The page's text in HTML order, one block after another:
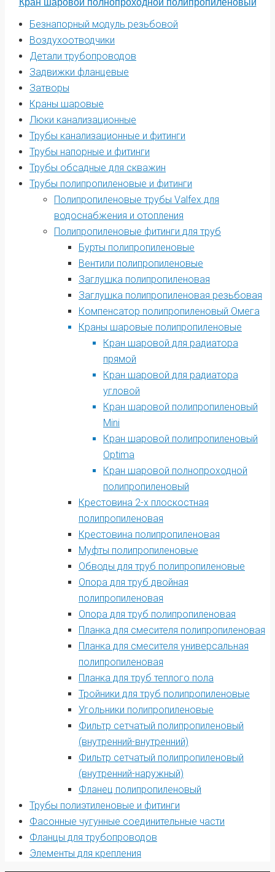
Кран шаровой полнопроходной полипропиленовый
Безнапорный модуль резьбовой
Воздухоотводчики
Детали трубопроводов
Задвижки фланцевые
Затворы
Краны шаровые
Люки канализационные
Трубы канализационные и фитинги
Трубы напорные и фитинги
Трубы обсадные для скважин
Трубы полипропиленовые и фитинги
Полипропиленовые трубы Valfex для
водоснабжения и отопления
Полипропиленовые фитинги для труб
Бурты полипропиленовые
Вентили полипропиленовые
Заглушка полипропиленовая
Заглушка полипропиленовая резьбовая
Компенсатор полипропиленовый Омега
Краны шаровые полипропиленовые
Кран шаровой для радиатора
прямой
Кран шаровой для радиатора
угловой
Кран шаровой полипропиленовый
Mini
Кран шаровой полипропиленовый
Optima
Кран шаровой полнопроходной
полипропиленовый
Крестовина 2-х плоскостная
полипропиленовая
Крестовина полипропиленовая
Муфты полипропиленовые
Обводы для труб полипропиленовые
Опора для труб двойная
полипропиленовая
Опора для труб полипропиленовая
Планка для смесителя полипропиленовая
Планка для смесителя универсальная
полипропиленовая
Планка для труб теплого пола
Тройники для труб полипропиленовые
Угольники полипропиленовые
Фильтр сетчатый полипропиленовый
(внутренний-внутренний)
Фильтр сетчатый полипропиленовый
(внутренний-наружный)
Фланец полипропиленовый
Трубы полиэтиленовые и фитинги
Фасонные чугунные соединительные части
Фланцы для трубопроводов
Элементы для крепления